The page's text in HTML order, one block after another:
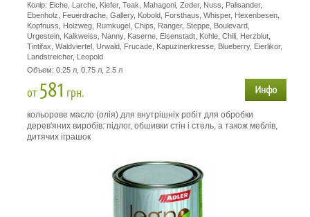
Колір: Eiche, Larche, Kiefer, Teak, Mahagoni, Zeder, Nuss, Palisander,
Ebenholz, Feuerdrache, Gallery, Kobold, Forsthaus, Whisper, Hexenbesen,
Kopfnuss, Holzweg, Rumkugel, Chips, Ranger, Steppe, Boulevard,
Urgestein, Kalkweiss, Nanny, Kaserne, Eisenstadt, Kohle, Chili, Herzblut,
Tintifax, Waldviertel, Urwald, Frucade, Kapuzinerkresse, Blueberry, Eierlikor,
Landstreicher, Leopold
Объем: 0.25 л, 0.75 л, 2.5 л
от 581 грн.
кольорове масло (олія) для внутрішніх робіт для обробки
дерев'яних виробів: підлог, обшивки стін і стель, а також меблів,
дитячих іграшок